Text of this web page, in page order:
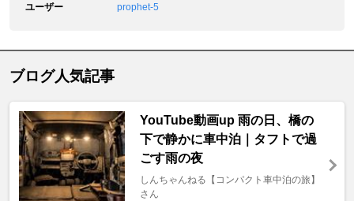
ユーザー
prophet-5
ブログ人気記事
YouTube動画up 雨の日、橋の
下で静かに車中泊｜タフトで過
ごす雨の夜
しんちゃんねる【コンパクト車中泊の旅】
さん